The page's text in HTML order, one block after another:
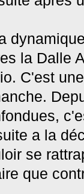
la Dalle
C'est
a la
se
que